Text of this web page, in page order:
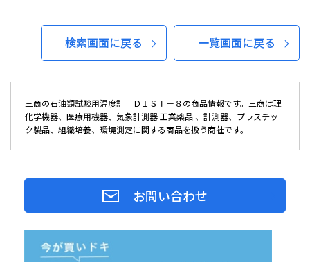
検索画面に戻る 一覧画面に戻る
三商の石油類試験用温度計 ＤＩＳＴ－８の商品情報です。三商は理
化学機器、医療用機器、気象計測器 工業薬品 、計測器、プラスチッ
ク製品、組織培養、環境測定に関する商品を扱う商社です。
お問い合わせ